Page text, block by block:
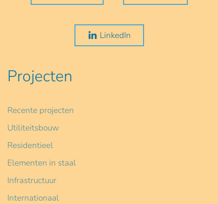
LinkedIn
Projecten
Recente projecten
Utiliteitsbouw
Residentieel
Elementen in staal
Infrastructuur
Internationaal